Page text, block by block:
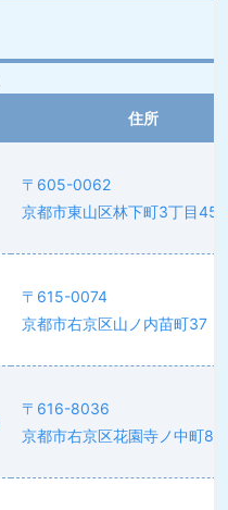
住所
〒605-0062
京都市東山区林下町3丁目456
〒615-0074
京都市右京区山ノ内苗町37
〒616-8036
京都市右京区花園寺ノ中町8